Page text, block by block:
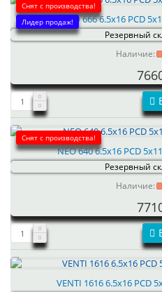
Снят с производства!
Лидер продаж!NEO 666 6.5x16 PCD
Резервный
Наличие:
Снят с производства!
NEO 640 6.5x16 PCD
Резервный
Наличие:
VENTI 1616 6.5x16 PCD